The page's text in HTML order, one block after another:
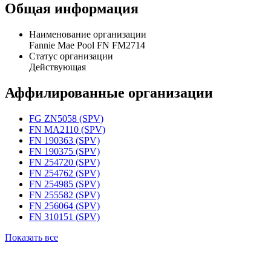
Общая информация
Наименование организации
Fannie Mae Pool FN FM2714
Статус организации
Действующая
Аффилированные организации
FG ZN5058 (SPV)
FN MA2110 (SPV)
FN 190363 (SPV)
FN 190375 (SPV)
FN 254720 (SPV)
FN 254762 (SPV)
FN 254985 (SPV)
FN 255582 (SPV)
FN 256064 (SPV)
FN 310151 (SPV)
Показать все